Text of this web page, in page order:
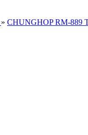
» CHUNGHOP RM-889